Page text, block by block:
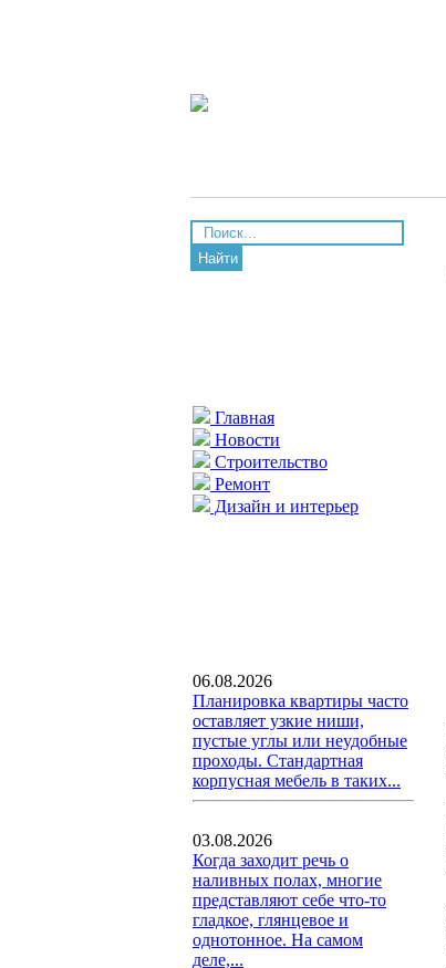
Найти
Главная
Новости
Строительство
Ремонт
Дизайн и интерьер
06.08.2026
Планировка квартиры часто
оставляет узкие ниши,
пустые углы или неудобные
проходы. Стандартная
корпусная мебель в таких...
03.08.2026
Когда заходит речь о
наливных полах, многие
представляют себе что-то
гладкое, глянцевое и
однотонное. На самом
деле,...